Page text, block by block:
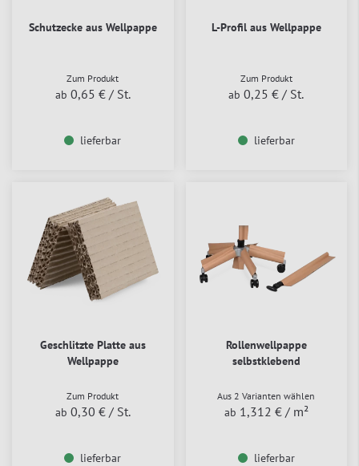
Schutzecke aus Wellpappe
Zum Produkt
ab 0,65 € / St.
lieferbar
L-Profil aus Wellpappe
Zum Produkt
ab 0,25 € / St.
lieferbar
Geschlitzte Platte aus
Wellpappe
Zum Produkt
ab 0,30 € / St.
lieferbar
Rollenwellpappe
selbstklebend
Aus 2 Varianten wählen
ab 1,312 € / m²
lieferbar